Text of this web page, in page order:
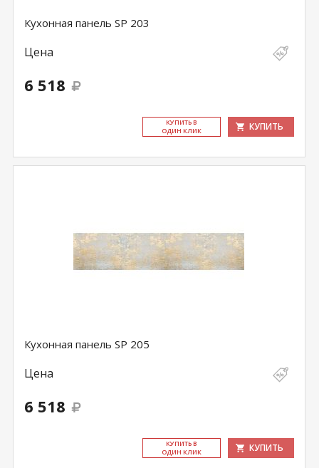
Кухонная панель SP 203
Цена
6 518
КУ­ПИТЬ В
ОДИН КЛИК
КУПИТЬ
Кухонная панель SP 205
Цена
6 518
КУ­ПИТЬ В
ОДИН КЛИК
КУПИТЬ